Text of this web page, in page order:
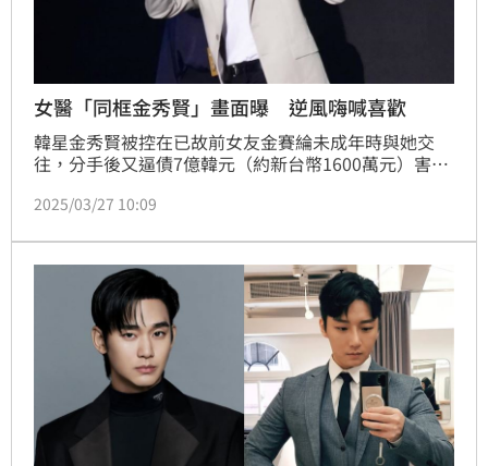
女醫「同框金秀賢」畫面曝 逆風嗨喊喜歡
韓星金秀賢被控在已故前女友金賽綸未成年時與她交
往，分手後又逼債7億韓元（約新台幣1600萬元）害她
已有大批網友站邊女方，風波持續延燒。網紅、知名眼
高喊「不同流合污」。
2025/03/27 10:09